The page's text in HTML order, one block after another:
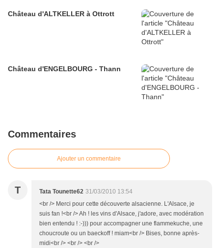
Château d'ALTKELLER à Ottrott
Château d'ENGELBOURG - Thann
Commentaires
Ajouter un commentaire
T Tata Tounette62 31/03/2010 13:54
<br /> Merci pour cette découverte alsacienne. L'Alsace, je
suis fan !<br /> Ah ! les vins d'Alsace, j'adore, avec modération
bien entendu ! :-))) pour accompagner une flammekuche, une
choucroute ou un baeckoff ! miam<br /> Bises, bonne après-
midi<br /> <br /> <br />